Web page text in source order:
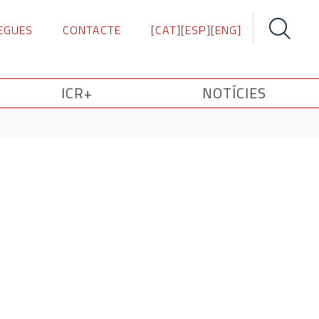
ICR+ NOTÍCIES
Search
CONTACTE [CAT][ESP][ENG]